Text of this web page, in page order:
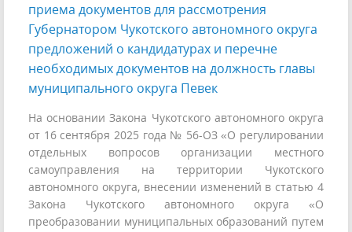
приема документов для рассмотрения
Губернатором Чукотского автономного округа
предложений о кандидатурах и перечне
необходимых документов на должность главы
муниципального округа Певек
На основании Закона Чукотского автономного округа
от 16 сентября 2025 года № 56-ОЗ «О регулировании
отдельных вопросов организации местного
самоуправления на территории Чукотского
автономного округа, внесении изменений в статью 4
Закона Чукотского автономного округа «О
преобразовании муниципальных образований путем